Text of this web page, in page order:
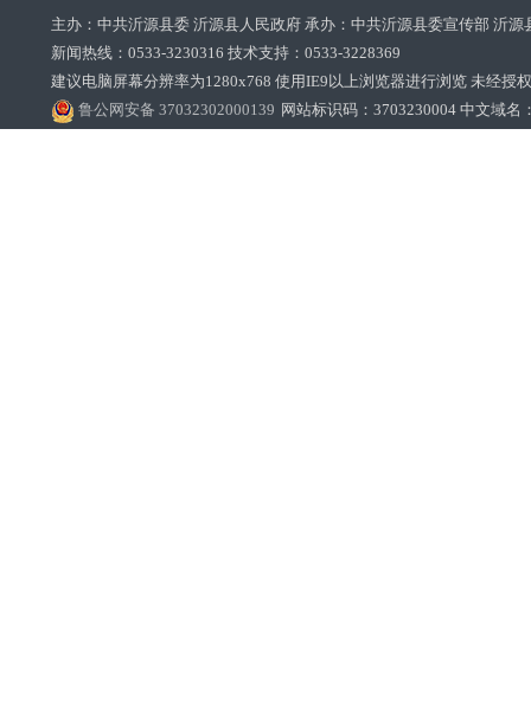
主办：中共沂源县委 沂源县人民政府 承办：中共沂源县委宣传部 沂
新闻热线：0533-3230316 技术支持：0533-3228369‌‌
建议电脑屏幕分辨率为1280x768 使用IE9以上浏览器进行浏览 未经授
鲁公网安备 37032302000139 网站标识码：3703230004 中文域名